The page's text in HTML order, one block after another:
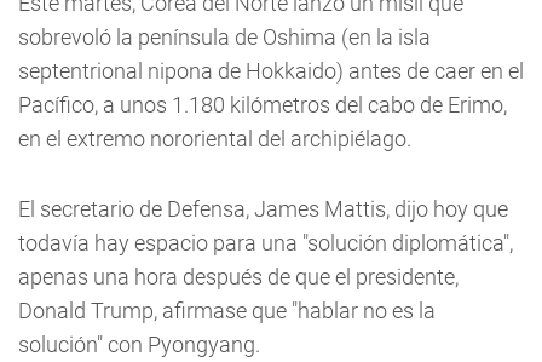
sobrevoló la península de Oshima (en la isla
septentrional nipona de Hokkaido) antes de caer en el
Pacífico, a unos 1.180 kilómetros del cabo de Erimo,
en el extremo nororiental del archipiélago.
El secretario de Defensa, James Mattis, dijo hoy que
todavía hay espacio para una "solución diplomática",
apenas una hora después de que el presidente,
Donald Trump, afirmase que "hablar no es la
solución" con Pyongyang.